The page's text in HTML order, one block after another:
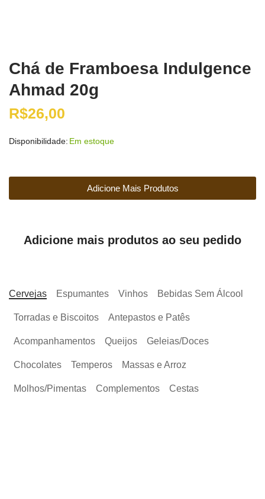
Chá de Framboesa Indulgence
Ahmad 20g
R$26,00
Disponibilidade: Em estoque
Adicione Mais Produtos
Adicione mais produtos ao seu pedido
Cervejas Espumantes Vinhos Bebidas Sem Álcool
Torradas e Biscoitos Antepastos e Patês
Acompanhamentos Queijos Geleias/Doces
Chocolates Temperos Massas e Arroz
Molhos/Pimentas Complementos Cestas